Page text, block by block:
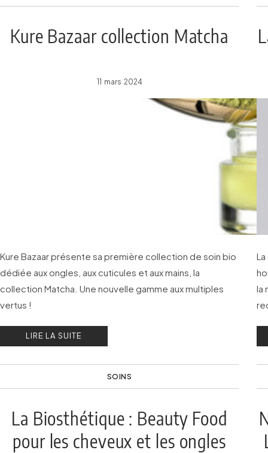
Kure Bazaar collection Matcha
11 mars 2024
Kure Bazaar présente sa première collection de soin bio
dédiée aux ongles, aux cuticules et aux mains, la
collection Matcha. Une nouvelle gamme aux multiples
vertus !
LIRE LA SUITE
SOINS
la
La Biosthétique : Beauty Food
pour les cheveux et les ongles